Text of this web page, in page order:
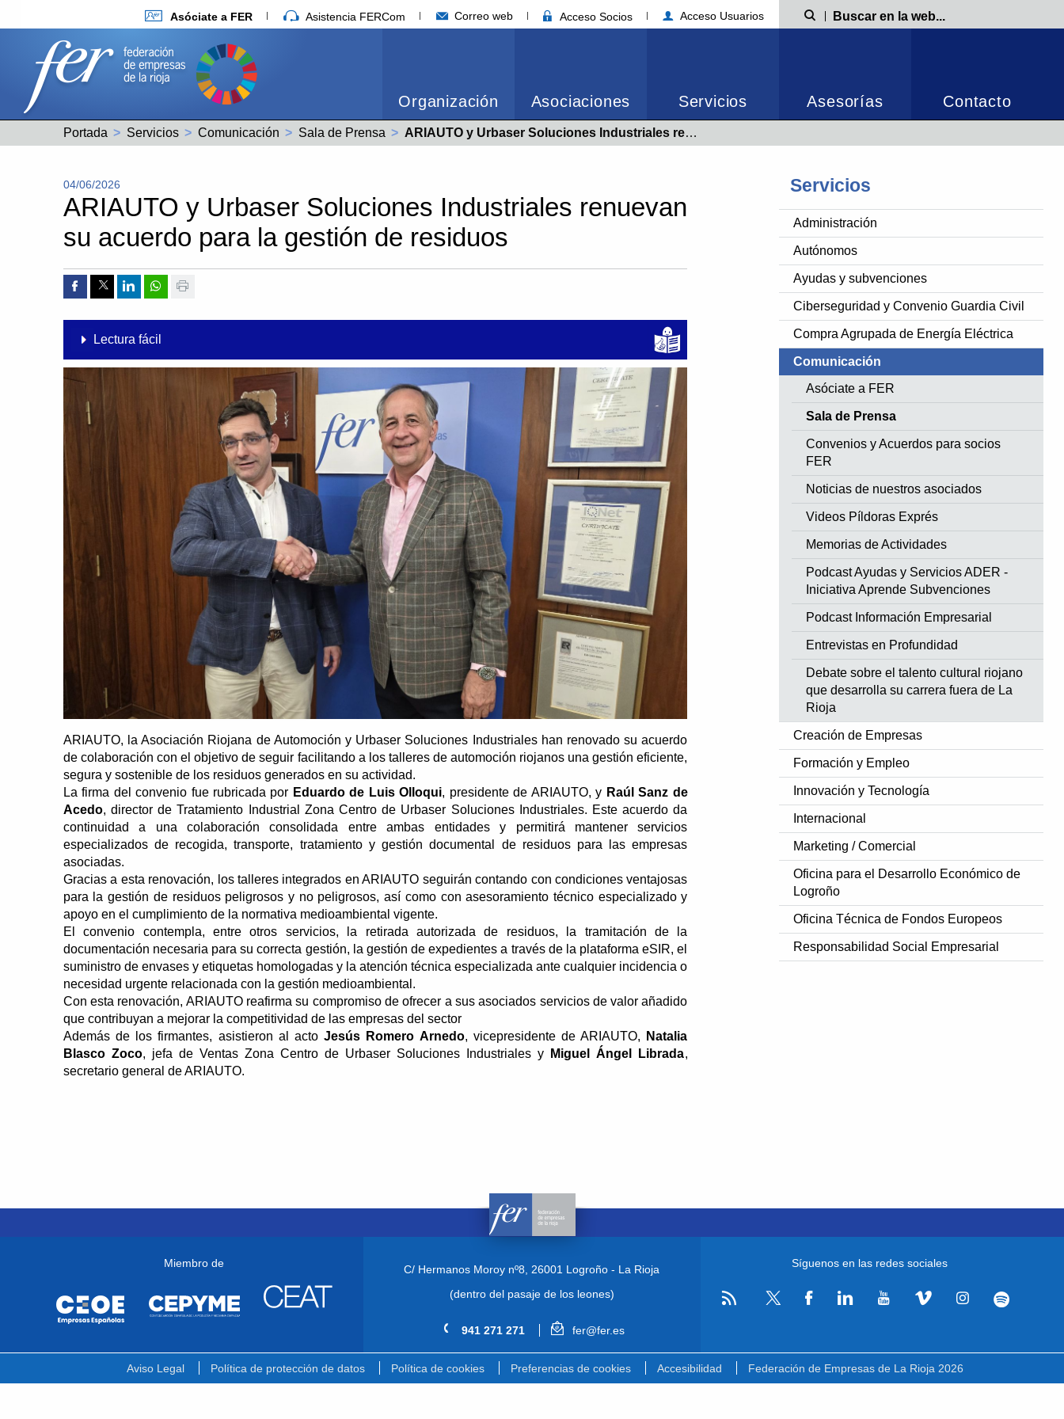
Asóciate a FER Asistencia FERCom Correo web Acceso Socios Acceso Usuarios Búsqueda
Organización Asociaciones Servicios Asesorías Contacto
Portada Servicios Comunicación Sala de Prensa Actual:
ARIAUTO y Urbaser Soluciones Industriales renuevan su acuerdo para la gestión de residuos
Servicios
Administración
Autónomos
Ayudas y subvenciones
Ciberseguridad y Convenio Guardia Civil
Compra Agrupada de Energía Eléctrica
Comunicación
Asóciate a FER
Sala de Prensa
Convenios y Acuerdos para socios
FER
Noticias de nuestros asociados
Videos Píldoras Exprés
Memorias de Actividades
Podcast Ayudas y Servicios ADER -
Iniciativa Aprende Subvenciones
Podcast Información Empresarial
Entrevistas en Profundidad
Debate sobre el talento cultural riojano
que desarrolla su carrera fuera de La
Rioja
Creación de Empresas
Formación y Empleo
Innovación y Tecnología
Internacional
Marketing / Comercial
Oficina para el Desarrollo Económico de
Logroño
Oficina Técnica de Fondos Europeos
Responsabilidad Social Empresarial
04/06/2026
ARIAUTO y Urbaser Soluciones Industriales renuevan
su acuerdo para la gestión de residuos
Compartir por Facebook
Compartir por Twitter
Compartir por Linkedin
Compartir por whatsapp
Lectura fácil
ARIAUTO, la Asociación Riojana de Automoción y Urbaser Soluciones Industriales han renovado su acuerdo
de colaboración con el objetivo de seguir facilitando a los talleres de automoción riojanos una gestión eficiente,
segura y sostenible de los residuos generados en su actividad.
La firma del convenio fue rubricada por Eduardo de Luis Olloqui, presidente de ARIAUTO, y Raúl Sanz de
Acedo, director de Tratamiento Industrial Zona Centro de Urbaser Soluciones Industriales. Este acuerdo da
continuidad a una colaboración consolidada entre ambas entidades y permitirá mantener servicios
especializados de recogida, transporte, tratamiento y gestión documental de residuos para las empresas
asociadas.
Gracias a esta renovación, los talleres integrados en ARIAUTO seguirán contando con condiciones ventajosas
para la gestión de residuos peligrosos y no peligrosos, así como con asesoramiento técnico especializado y
apoyo en el cumplimiento de la normativa medioambiental vigente.
El convenio contempla, entre otros servicios, la retirada autorizada de residuos, la tramitación de la
documentación necesaria para su correcta gestión, la gestión de expedientes a través de la plataforma eSIR, el
suministro de envases y etiquetas homologadas y la atención técnica especializada ante cualquier incidencia o
necesidad urgente relacionada con la gestión medioambiental.
Con esta renovación, ARIAUTO reafirma su compromiso de ofrecer a sus asociados servicios de valor añadido
que contribuyan a mejorar la competitividad de las empresas del sector
Además de los firmantes, asistieron al actoJesús Romero Arnedo, vicepresidente de ARIAUTO,
Natalia
Blasco Zoco, jefa de Ventas Zona Centro de Urbaser Soluciones Industriales y Miguel Ángel Librada,
secretario general de ARIAUTO.
Miembro de C/ Hermanos Moroy nº8, 26001 Logroño - La Rioja
(dentro del pasaje de los leones)
941 271 271 fer@fer.es
Síguenos en las redes sociales
Aviso Legal Política de protección de datos Política de cookies Preferencias de cookies Accesibilidad Federación de Empresas de La Rioja 2026